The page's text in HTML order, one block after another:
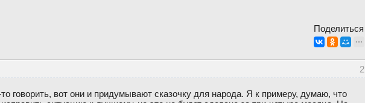
Поделиться
2
говорить, вот они и придумывают сказочку для народа. Я к примеру, думаю, что